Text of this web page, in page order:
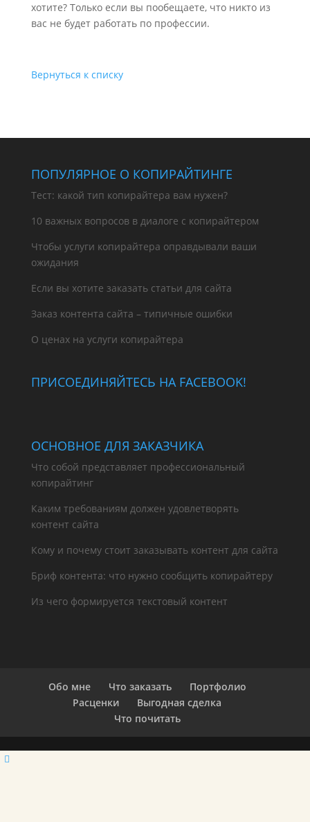
хотите? Только если вы пообещаете, что никто из
вас не будет работать по профессии.
Вернуться к списку
ПОПУЛЯРНОЕ О КОПИРАЙТИНГЕ
Тест: какой тип копирайтера вам нужен?
10 важных вопросов в диалоге с копирайтером
Чтобы услуги копирайтера оправдывали ваши
ожидания
Если вы хотите заказать статьи для сайта
Заказ контента сайта – типичные ошибки
О ценах на услуги копирайтера
ПРИСОЕДИНЯЙТЕСЬ НА FACEBOOK!
ОСНОВНОЕ ДЛЯ ЗАКАЗЧИКА
Что собой представляет профессиональный
копирайтинг
Каким требованиям должен удовлетворять
контент сайта
Кому и почему стоит заказывать контент для сайта
Бриф контента: что нужно сообщить копирайтеру
Из чего формируется текстовый контент
Обо мне Что заказать
Портфолио
Расценки
Выгодная сделка
Что почитать